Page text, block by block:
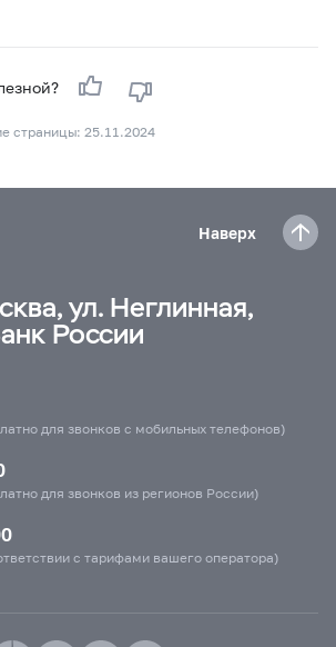
страницы: 25.11.2024
Наверх
ул. Неглинная,
России
для звонков с мобильных телефонов)
для звонков из регионов России)
с тарифами вашего оператора)